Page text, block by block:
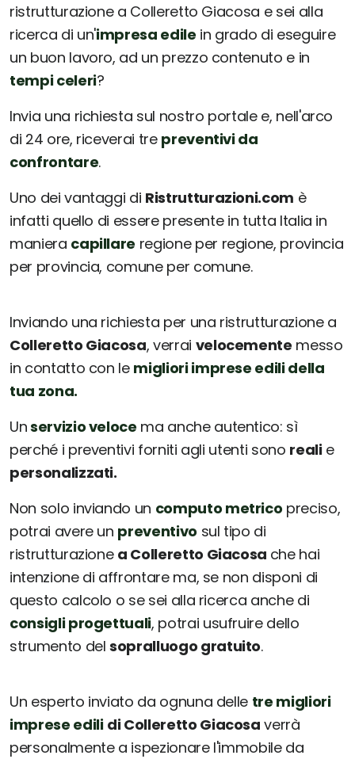
ristrutturazione a Colleretto Giacosa e sei alla
ricerca di un'impresa edile in grado di eseguire
un buon lavoro, ad un prezzo contenuto e in
tempi celeri?
Invia una richiesta sul nostro portale e, nell'arco
di 24 ore, riceverai tre preventivi da
confrontare.
Uno dei vantaggi di Ristrutturazioni.com è
infatti quello di essere presente in tutta Italia in
maniera capillare regione per regione, provincia
per provincia, comune per comune.
Inviando una richiesta per una ristrutturazione a
Colleretto Giacosa, verrai velocemente messo
in contatto con le migliori imprese edili della
tua zona.
Unservizio veloce ma anche autentico: sì
perché i preventivi forniti agli utenti sono realie
personalizzati.
Non solo inviando un computo metrico preciso,
potrai avere un preventivo sul tipo di
ristrutturazione a Colleretto Giacosa che hai
intenzione di affrontare ma, se non disponi di
questo calcolo o se sei alla ricerca anche di
consigli progettuali, potrai usufruire dello
strumento delsopralluogo gratuito.
Un esperto inviato da ognuna delle tre migliori
imprese edili di Colleretto Giacosa verrà
personalmente a ispezionare l'immobile da